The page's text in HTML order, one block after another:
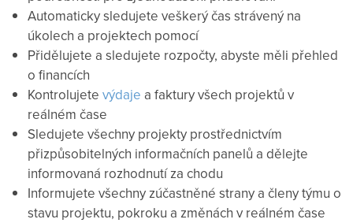
Automaticky sledujete veškerý čas strávený na
úkolech a projektech pomocí
Přidělujete a sledujete rozpočty, abyste měli přehled
o financích
Kontrolujete výdaje a faktury všech projektů v
reálném čase
Sledujete všechny projekty prostřednictvím
přizpůsobitelných informačních panelů a dělejte
informovaná rozhodnutí za chodu
Informujete všechny zúčastněné strany a členy týmu o
stavu projektu, pokroku a změnách v reálném čase